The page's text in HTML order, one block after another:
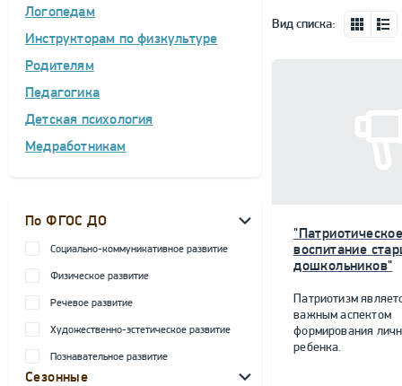
Логопедам
Инструкторам по физкультуре
Родителям
Педагогика
Детская психология
Медработникам
По ФГОС ДО
Социально-коммуникативное развитие
Физическое развитие
Речевое развитие
Художественно-эстетическое развитие
Познавательное развитие
Сезонные
Вид списка:
воспитание
дошкольников"
Патриотизм
важным аспектом
формирования
ребенка.